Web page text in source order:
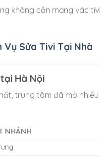
không cần mang vác tivi
Vụ Sửa Tivi Tại Nhà
Hà Nội
trung tâm đã mở nhiều
NHÁNH